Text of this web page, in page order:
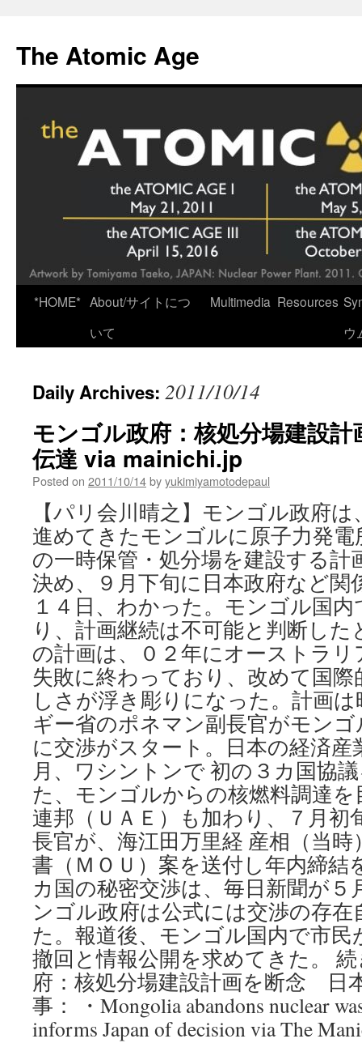
content
The Atomic Age
*HOME* About/サイトにつ
いて
Multimedia Resources
ウ
Daily Archives: 2011/10/14
モンゴル政府：核処分場建設
伝達 via mainichi.jp
Posted on 2011/10/14byyukimiyamotodepaul
【パリ会川晴之】モンゴル政府
進めてきたモンゴルに原子力発
の一時保管・処分場を建設する計
決め、９月下旬に日本政府など関
１４日、わかった。モンゴル国
り、計画継続は不可能と判断し
の計画は、０２年にオーストラ
失敗に終わっており、改めて国
しさが浮き彫りになった。計画
ギー省のポネマン副長官がモン
に交渉がスタート。日本の経済産
月、ワシントンで 初の３カ国協
た、モンゴルからの核燃料調達
連邦（ＵＡＥ）も加わり、７月初
長官が、海江田万里経 産相（当
書（ＭＯＵ）案を送付し年内締結
カ国の秘密交渉は、毎日新聞が
ンゴル政府は公式には交渉の存
た。報道後、モンゴル国内で市民
撤回と情報公開を求めてきた。
府：核処分場建設計画を断念 日
事： ・Mongolia abandons nuclear
informs Japan of decision via The